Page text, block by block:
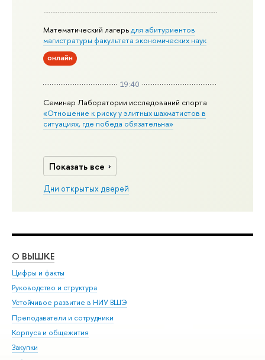
Математический лагерьдля абитуриентов
магистратуры факультета экономических наук
онлайн
19:40
Семинар Лаборатории исследований спорта
«Отношение к риску у элитных шахматистов в
ситуациях, где победа обязательна»
Показать все
Дни открытых дверей
О ВЫШКЕ
Цифры и факты
Руководство и структура
Устойчивое развитие в НИУ ВШЭ
Преподаватели и сотрудники
Корпуса и общежития
Закупки